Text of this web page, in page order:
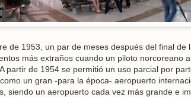
de 1953, un par de meses después del final de
más extraños cuando un piloto norcoreano
partir de 1954 se permitió un uso parcial por
un gran -para la época- aeropuerto
siendo un aeropuerto cada vez más grande e